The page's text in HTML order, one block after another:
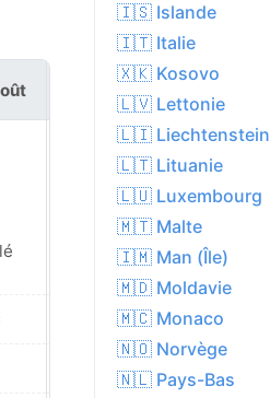
Ensoleillé
27.4°C
17.9°C
🇮🇸 Islande
🇮🇹 Italie
🇽🇰 Kosovo
🇱🇻 Lettonie
🇱🇮 Liechtenstein
🇱🇹 Lituanie
🇱🇺 Luxembourg
🇲🇹 Malte
🇮🇲 Man (Île)
🇲🇩 Moldavie
🇲🇨 Monaco
🇳🇴 Norvège
🇳🇱 Pays-Bas